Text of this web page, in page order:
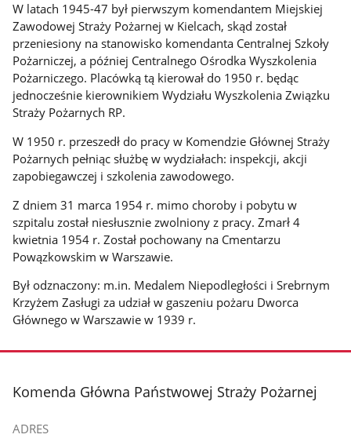
W latach 1945-47 był pierwszym komendantem Miejskiej
Zawodowej Straży Pożarnej w Kielcach, skąd został
przeniesiony na stanowisko komendanta Centralnej Szkoły
Pożarniczej, a później Centralnego Ośrodka Wyszkolenia
Pożarniczego. Placówką tą kierował do 1950 r. będąc
jednocześnie kierownikiem Wydziału Wyszkolenia Związku
Straży Pożarnych RP.
W 1950 r. przeszedł do pracy w Komendzie Głównej Straży
Pożarnych pełniąc służbę w wydziałach: inspekcji, akcji
zapobiegawczej i szkolenia zawodowego.
Z dniem 31 marca 1954 r. mimo choroby i pobytu w
szpitalu został niesłusznie zwolniony z pracy. Zmarł 4
kwietnia 1954 r. Został pochowany na Cmentarzu
Powązkowskim w Warszawie.
Był odznaczony: m.in. Medalem Niepodległości i Srebrnym
Krzyżem Zasługi za udział w gaszeniu pożaru Dworca
Głównego w Warszawie w 1939 r.
stopka
Komenda Główna Państwowej Straży Pożarnej
ADRES